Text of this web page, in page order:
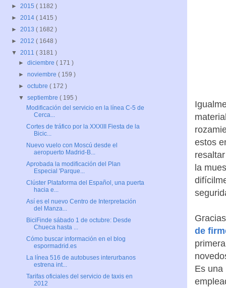
estos
la
de
Es una
► 2015 ( 1182 )
► 2014 ( 1415 )
► 2013 ( 1682 )
► 2012 ( 1648 )
▼ 2011 ( 3181 )
►diciembre( 171 )
►noviembre( 159 )
►octubre( 172 )
▼septiembre( 195 )
Modificación del servicio en la línea C-5 de
Cerca...
Cortes de tráfico por la XXXIII Fiesta de la
Bicic...
Nuevo vuelo con Moscú desde el
aeropuerto Madrid-B...
Aprobada la modificación del Plan
Especial 'Parque...
Clúster Plataforma del Español, una puerta
hacia e...
Así es el nuevo Centro de Interpretación
del Manza...
BiciFinde sábado 1 de octubre: Desde
Chueca hasta ...
Cómo buscar información en el blog
espormadrid.es
La línea 516 de autobuses interurbanos
estrena int...
Tarifas oficiales del servicio de taxis en
2012